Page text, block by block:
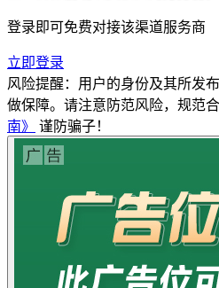
登录即可免费对接该渠道服务商
立即登录
风险提醒：用户的身份及其所发
做保障。请注意防范风险，规范
南》
谨防骗子！